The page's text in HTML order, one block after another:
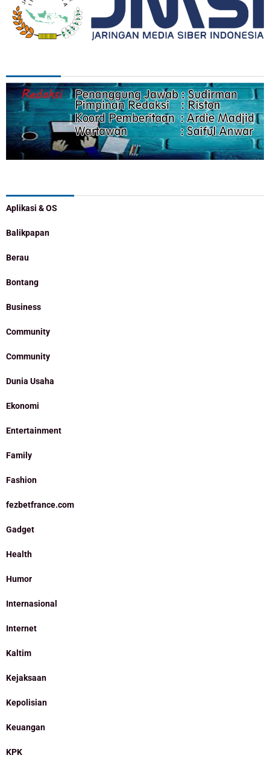
Aplikasi & OS
Balikpapan
Berau
Bontang
Business
Community
Community
Dunia Usaha
Ekonomi
Entertainment
Family
Fashion
fezbetfrance.com
Gadget
Health
Humor
Internasional
Internet
Kaltim
Kejaksaan
Kepolisian
Keuangan
KPK